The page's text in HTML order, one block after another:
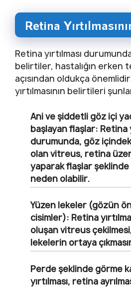
Retina
Retina yırtılması
belirtiler, hastalığın erken
açısından oldukça
yırtılmasının belirtileri
Ani ve şiddetli göz içi
başlayan flaşlar: Retina
durumunda, göz
olan vitreus, retina
yaparak flaşlar şeklinde
neden olabilir.
Yüzen lekeler (gözün
cisimler): Retina
oluşan vitreus
lekelerin ortaya
Perde şeklinde görme
yırtılması, retina